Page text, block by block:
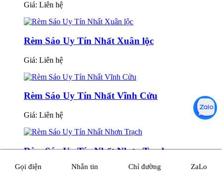
Giá: Liên hệ
Rèm Sáo Uy Tín Nhất Xuân lộc
Giá: Liên hệ
Rèm Sáo Uy Tín Nhất Vĩnh Cửu
Giá: Liên hệ
Rèm Sáo Uy Tín Nhất Nhơn Trạch
Giá:Liên hệ
Gọi điện Nhắn tin Chỉ đường ZaLo